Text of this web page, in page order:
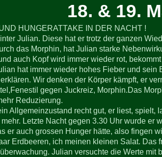
18. & 19.
HUNGERATTAKE IN DER NACHT !
Julian. Diese hat er trotz der ganzen
das Morphin, hat Julian starke
auch Kopf wird immer wieder rot,
hat immer wieder hohes Fieber und
Wir denken der Körper kämpft, er
gegen Juckreiz, Morphin.Das
Reduzierung.
Allgemeinzustand recht gut, er liest,
Letzte Nacht gegen 3.30 Uhr wurde er
er auch grossen Hunger hätte, also fingen
Erdbeeren, ich meinen kleinen Salat. Das
Julian versuchte die Werte